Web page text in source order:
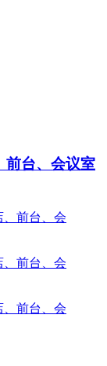
前台、会议室